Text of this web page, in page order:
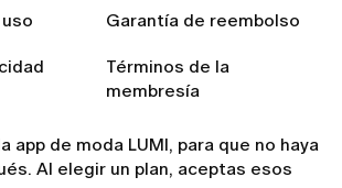
Garantía de reembolso
Términos de la
membresía
para evitar el siguiente cobro,
antes de la fecha de renovación.
sobre cuándo se te cobrará (y
app de moda LUMI, para que no haya
Al elegir un plan, aceptas esos